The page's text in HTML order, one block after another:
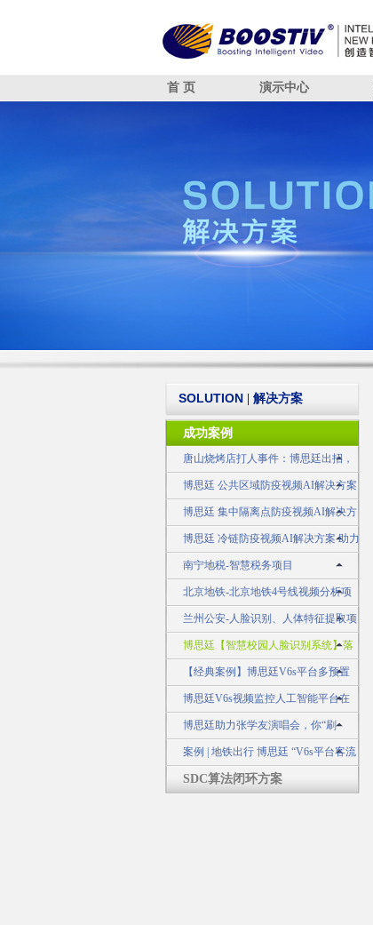
首 页 演示中心
智能交通
人脸识别
视频结构化
智能摄像头
智能分析盒
智能中台
SOLUTION | 解决方案
成功案例
唐山烧烤店打人事件：博思廷出招，
不做无动于衷的旁观者！
博思廷 公共区域防疫视频AI解决方案
筑牢疫情防控安全网
博思廷 集中隔离点防疫视频AI解决方
案 守住疫情防控最前线
博思廷 冷链防疫视频AI解决方案 助力
冷链不“掉链”
南宁地税-智慧税务项目
北京地铁-北京地铁4号线视频分析项
兰州公安-人脸识别、人体特征提取项
博思廷【智慧校园人脸识别系统】落
地应用于广西某大学，让高校更智慧
【经典案例】博思廷V6s平台多预置
位交通事件监测预警系统成功应用于山东
某市交警建设
博思廷V6s视频监控人工智能平台在
公安领域的应用示例
博思廷助力张学友演唱会，你“刷
脸”了吗？
案例 | 地铁出行 博思廷 “V6s平台客流
统计子系统”为您护航！
SDC算法闭环方案